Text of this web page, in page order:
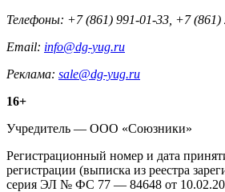
Телефоны: +7 (861) 991-01-33, +7 (861)
Email: info@dg-yug.ru
Реклама: sale@dg-yug.ru
Информация
о
издании
16+
Учредитель — ООО «Союзники»
Регистрационный номер и дата
регистрации (выписка из реестра
серия ЭЛ № ФС 77 — 84648 от